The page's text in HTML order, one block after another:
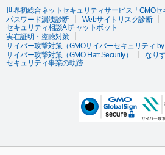
世界初総合ネットセキュリティサービス「GMOセ
パスワード漏洩診断
Webサイトリスク診断
セキュリティ相談AIチャットボット
実在証明・盗聴対策
サイバー攻撃対策（GMOサイバーセキュリティ by
サイバー攻撃対策（GMO Flatt Security）
なり
セキュリティ事業の軌跡